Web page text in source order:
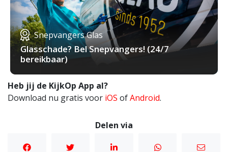
Snepvangers Glas
Glasschade? Bel Snepvangers! (24/7
bereikbaar)
Heb jij de KijkOp App al?
Download nu gratis voor iOS ofAndroid.
Delen via